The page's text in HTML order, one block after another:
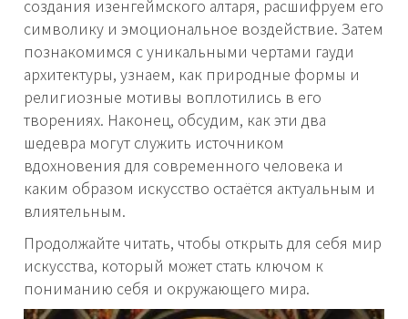
создания изенгеймского алтаря, расшифруем его
символику и эмоциональное воздействие. Затем
познакомимся с уникальными чертами гауди
архитектуры, узнаем, как природные формы и
религиозные мотивы воплотились в его
творениях. Наконец, обсудим, как эти два
шедевра могут служить источником
вдохновения для современного человека и
каким образом искусство остаётся актуальным и
влиятельным.
Продолжайте читать, чтобы открыть для себя мир
искусства, который может стать ключом к
пониманию себя и окружающего мира.